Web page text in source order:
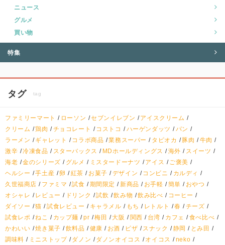
ニュース
グルメ
買い物
特集
タグ tag
ファミリーマート ローソン セブンイレブン
アイスクリーム
クリーム
鶏肉 チョコレート コストコ ハーゲンダッツ
パン
ラーメン
ギャレット コラボ商品 業務スーパー タピオカ 豚肉
牛肉
激辛 冷凍食品 スターバックス MDホールディングス 海外
スイーツ
海老 金のシリーズ グルメ ミスタードーナツ アイス
ご褒美
ヘルシー
手土産 卵 紅茶 お菓子 デザイン コンビニ
カルディ
久世福商店
ファミマ 試食 期間限定 新商品 お手軽 簡単
おやつ
オシャレ
レビュー ドリンク 試飲 飲み物 飲み比べ
コーヒー
ダイソー
猫 試食レビュー キャラメル もち レトルト 春
チーズ
試食レポ ねこ カップ麺 pr 梅田 大阪 関西 台湾 カフェ
食べ比べ
かわいい 焼き菓子 飲料品 健康 お酒 ピザ スナック 静岡
とみ田
調味料
ミニストップ ダノン ダノンオイコス オイコス
neko